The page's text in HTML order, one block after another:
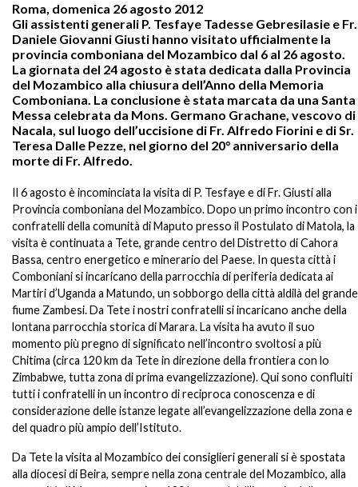
Roma, domenica 26 agosto 2012
Gli assistenti generali P. Tesfaye Tadesse Gebresilasie e Fr.
Daniele Giovanni Giusti hanno visitato ufficialmente la
provincia comboniana del Mozambico dal 6 al 26 agosto.
La giornata del 24 agosto è stata dedicata dalla Provincia
del Mozambico alla chiusura dell’Anno della Memoria
Comboniana. La conclusione è stata marcata da una Santa
Messa celebrata da Mons. Germano Grachane, vescovo di
Nacala, sul luogo dell’uccisione di Fr. Alfredo Fiorini e di Sr.
Teresa Dalle Pezze, nel giorno del 20° anniversario della
morte di Fr. Alfredo.
Il 6 agosto è incominciata la visita di P. Tesfaye e di Fr. Giusti alla
Provincia comboniana del Mozambico. Dopo un primo incontro con i
confratelli della comunità di Maputo presso il Postulato di Matola, la
visita è continuata a Tete, grande centro del Distretto di Cahora
Bassa, centro energetico e minerario del Paese. In questa città i
Comboniani si incaricano della parrocchia di periferia dedicata ai
Martiri d’Uganda a Matundo, un sobborgo della città aldilà del grande
fiume Zambesi. Da Tete i nostri confratelli si incaricano anche della
lontana parrocchia storica di Marara. La visita ha avuto il suo
momento più pregno di significato nell’incontro svoltosi a più
Chitima (circa 120 km da Tete in direzione della frontiera con lo
Zimbabwe, tutta zona di prima evangelizzazione). Qui sono confluiti
tutti i confratelli in un incontro di reciproca conoscenza e di
considerazione delle istanze legate all’evangelizzazione della zona e
del quadro più ampio dell’Istituto.
Da Tete la visita al Mozambico dei consiglieri generali si è spostata
alla diocesi di Beira, sempre nella zona centrale del Mozambico, alla